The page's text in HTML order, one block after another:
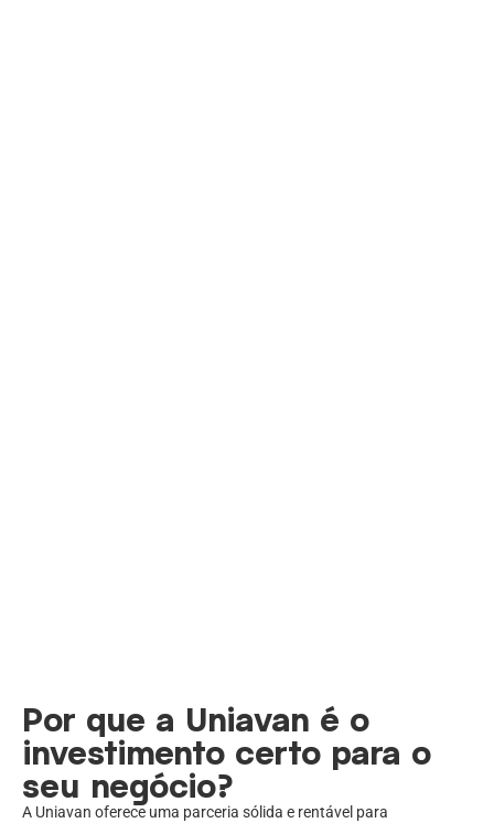
Por que a Uniavan é o
investimento certo para o
seu negócio?
A Uniavan oferece uma parceria sólida e rentável para